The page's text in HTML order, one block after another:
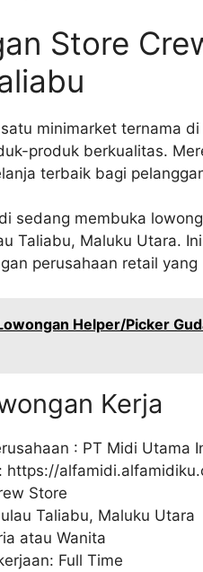
Store
minimarket ternama
produk berkualitas.
terbaik bagi
sedang membuka
Taliabu, Maluku Utara.
perusahaan retail
Helper/Picker
Kerja
: PT Midi Utama
https://
Store
Taliabu, Maluku Utara
atau Wanita
Full Time